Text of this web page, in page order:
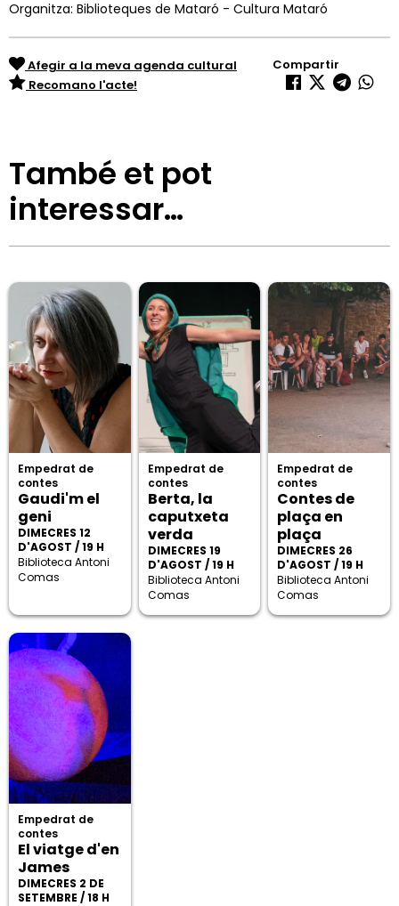
Organitza: Biblioteques de Mataró - Cultura Mataró
Afegir a la meva agenda cultural
Recomano l'acte!
Compartir
També et pot
interessar…
Empedrat de
contes
Gaudi'm el
geni
DIMECRES 12
D'AGOST / 19 H
Biblioteca Antoni
Comas
Empedrat de
contes
Berta, la
caputxeta
verda
DIMECRES 19
D'AGOST / 19 H
Biblioteca Antoni
Comas
Empedrat de
contes
Contes de
plaça en
plaça
DIMECRES 26
D'AGOST / 19 H
Biblioteca Antoni
Comas
Empedrat de
contes
El viatge d'en
James
DIMECRES 2 DE
SETEMBRE / 18 H